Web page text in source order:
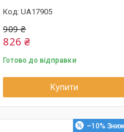
UA17905
909 ₴
826 ₴
Готово до відправки
Купити
–10%